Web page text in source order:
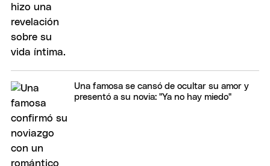
Una famosa se cansó de ocultar su amor y
presentó a su novia: "Ya no hay miedo"